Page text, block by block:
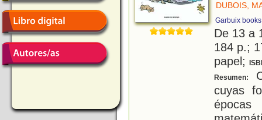
DUBOIS,
Garbuix books
De 13 a
184 p.;
papel;
Resumen:
cuyas